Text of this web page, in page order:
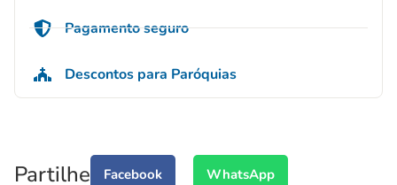
Pagamento seguro
Descontos para Paróquias
Partilhe Facebook WhatsApp